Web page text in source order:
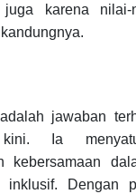
juga karena
jawaban
Ia
kebersamaan
Dengan